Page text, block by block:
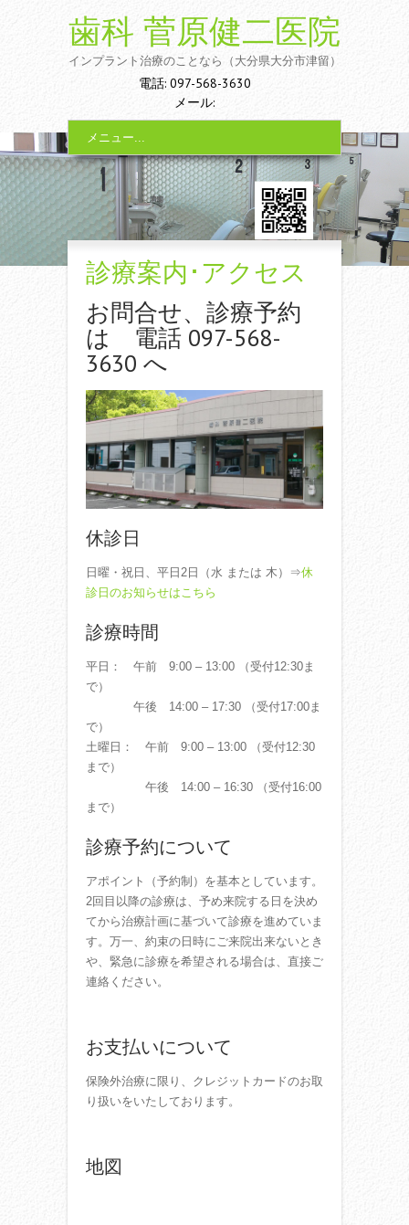
歯科 菅原健二医院
インプラント治療のことなら（大分県大分市津留）
電話: 097-568-3630
メール:
メニュー...
診療案内･アクセス
お問合せ、診療予約
は 電話 097-568-
3630 へ
休診日
日曜・祝日、平日2日（水 または 木）⇒休
診日のお知らせはこちら
診療時間
平日： 午前 9:00 – 13:00 （受付12:30ま
で）
午後 14:00 – 17:30 （受付17:00ま
で）
土曜日： 午前 9:00 – 13:00 （受付12:30
まで）
午後 14:00 – 16:30 （受付16:00
まで）
診療予約について
アポイント（予約制）を基本としています。
2回目以降の診療は、予め来院する日を決め
てから治療計画に基づいて診療を進めていま
す。万一、約束の日時にご来院出来ないとき
や、緊急に診療を希望される場合は、直接ご
連絡ください。
お支払いについて
保険外治療に限り、クレジットカードのお取
り扱いをいたしております。
地図